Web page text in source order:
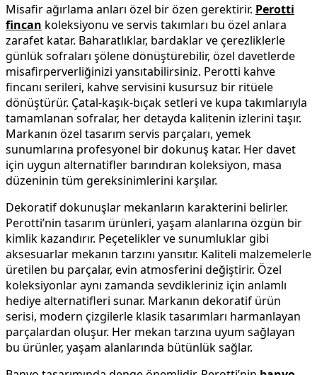
Misafir ağırlama anları özel bir özen gerektirir. Perotti
fincan koleksiyonu ve servis takımları bu özel anlara
zarafet katar. Baharatlıklar, bardaklar ve çerezliklerle
günlük sofraları şölene dönüştürebilir, özel davetlerde
misafirperverliğinizi yansıtabilirsiniz. Perotti kahve
fincanı serileri, kahve servisini kusursuz bir ritüele
dönüştürür. Çatal-kaşık-bıçak setleri ve kupa takımlarıyla
tamamlanan sofralar, her detayda kalitenin izlerini taşır.
Markanın özel tasarım servis parçaları, yemek
sunumlarına profesyonel bir dokunuş katar. Her davet
için uygun alternatifler barındıran koleksiyon, masa
düzeninin tüm gereksinimlerini karşılar.
Dekoratif dokunuşlar mekanların karakterini belirler.
Perotti’nin tasarım ürünleri, yaşam alanlarına özgün bir
kimlik kazandırır. Peçetelikler ve sunumluklar gibi
aksesuarlar mekanın tarzını yansıtır. Kaliteli malzemelerle
üretilen bu parçalar, evin atmosferini değiştirir. Özel
koleksiyonlar aynı zamanda sevdikleriniz için anlamlı
hediye alternatifleri sunar. Markanın dekoratif ürün
serisi, modern çizgilerle klasik tasarımları harmanlayan
parçalardan oluşur. Her mekan tarzına uyum sağlayan
bu ürünler, yaşam alanlarında bütünlük sağlar.